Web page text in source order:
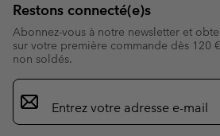
Restons connecté(e)s
Abonnez-vous à notre newsletter et
sur votre première commande dès 120
non soldés.
Inscription
par
e-